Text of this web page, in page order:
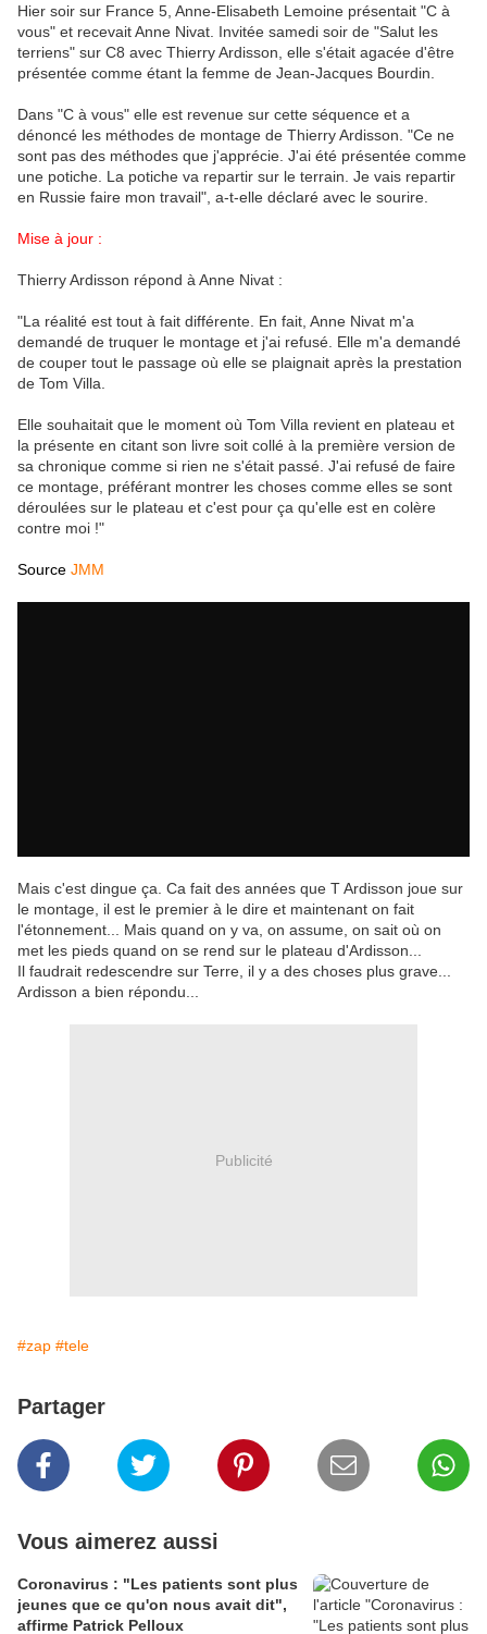
Hier soir sur France 5, Anne-Elisabeth Lemoine présentait "C à
vous" et recevait Anne Nivat. Invitée samedi soir de "Salut les
terriens" sur C8 avec Thierry Ardisson, elle s'était agacée d'être
présentée comme étant la femme de Jean-Jacques Bourdin.
Dans "C à vous" elle est revenue sur cette séquence et a
dénoncé les méthodes de montage de Thierry Ardisson. "Ce ne
sont pas des méthodes que j'apprécie. J'ai été présentée comme
une potiche. La potiche va repartir sur le terrain. Je vais repartir
en Russie faire mon travail", a-t-elle déclaré avec le sourire.
Mise à jour :
Thierry Ardisson répond à Anne Nivat :
"La réalité est tout à fait différente. En fait, Anne Nivat m'a
demandé de truquer le montage et j'ai refusé. Elle m'a demandé
de couper tout le passage où elle se plaignait après la prestation
de Tom Villa.
Elle souhaitait que le moment où Tom Villa revient en plateau et
la présente en citant son livre soit collé à la première version de
sa chronique comme si rien ne s'était passé. J'ai refusé de faire
ce montage, préférant montrer les choses comme elles se sont
déroulées sur le plateau et c'est pour ça qu'elle est en colère
contre moi !"
Source JMM
Mais c'est dingue ça. Ca fait des années que T Ardisson joue sur
le montage, il est le premier à le dire et maintenant on fait
l'étonnement... Mais quand on y va, on assume, on sait où on
met les pieds quand on se rend sur le plateau d'Ardisson...
Il faudrait redescendre sur Terre, il y a des choses plus grave...
Ardisson a bien répondu...
Publicité
#zap #tele
Partager
Vous aimerez aussi
Coronavirus : "Les patients sont plus
jeunes que ce qu'on nous avait dit",
affirme Patrick Pelloux